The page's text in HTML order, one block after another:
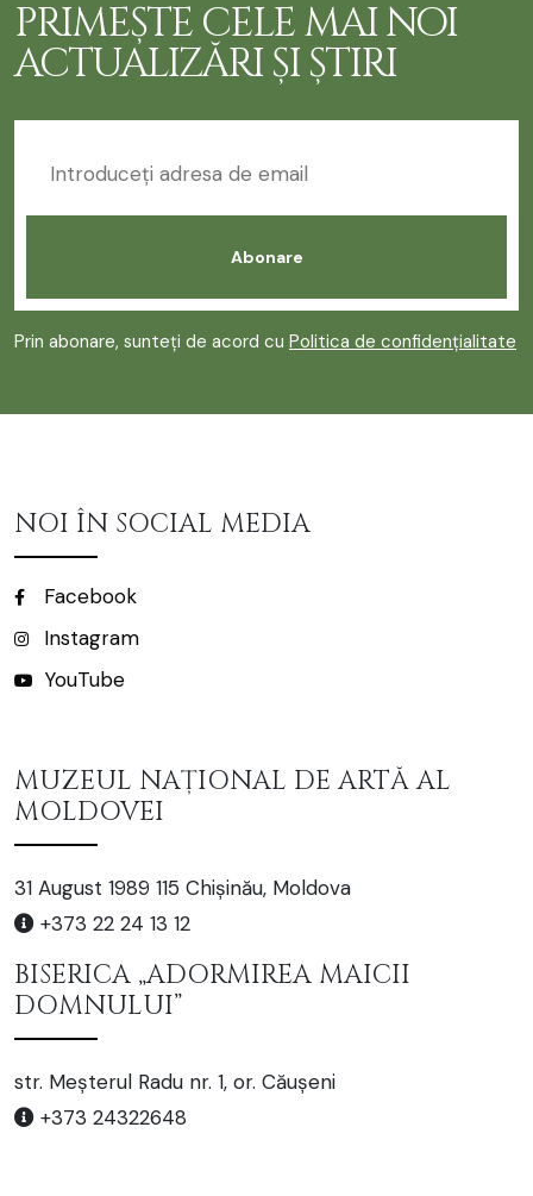
PRIMEȘTE CELE MAI NOI
ACTUALIZĂRI ȘI ȘTIRI
Prin abonare, sunteți de acord cu Politica de confidențialitate
NOI ÎN SOCIAL MEDIA
Facebook
Instagram
YouTube
MUZEUL NAȚIONAL DE ARTĂ AL
MOLDOVEI
31 August 1989 115 Chișinău, Moldova
+373 22 24 13 12
BISERICA „ADORMIREA MAICII
DOMNULUI”
str. Meșterul Radu nr. 1, or. Căușeni
+373 24322648